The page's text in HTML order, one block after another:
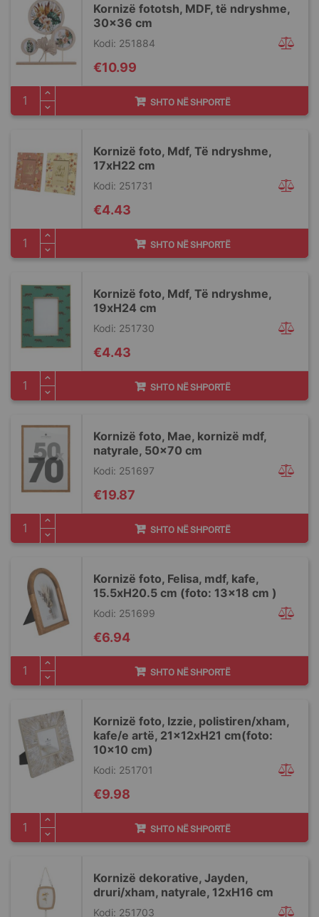
Kornizë fototsh, MDF, të ndryshme,
30x36 cm
Kodi: 251884
€10.99
SHTO NË SHPORTË
Kornizë foto, Mdf, Të ndryshme,
17xH22 cm
Kodi: 251731
€4.43
SHTO NË SHPORTË
Kornizë foto, Mdf, Të ndryshme,
19xH24 cm
Kodi: 251730
€4.43
SHTO NË SHPORTË
Kornizë foto, Mae, kornizë mdf,
natyrale, 50x70 cm
Kodi: 251697
€19.87
SHTO NË SHPORTË
Kornizë foto, Felisa, mdf, kafe,
15.5xH20.5 cm (foto: 13x18 cm )
Kodi: 251699
€6.94
SHTO NË SHPORTË
Kornizë foto, Izzie, polistiren/xham,
kafe/e artë, 21x12xH21 cm(foto:
10x10 cm)
Kodi: 251701
€9.98
SHTO NË SHPORTË
Kornizë dekorative, Jayden,
druri/xham, natyrale, 12xH16 cm
Kodi: 251703